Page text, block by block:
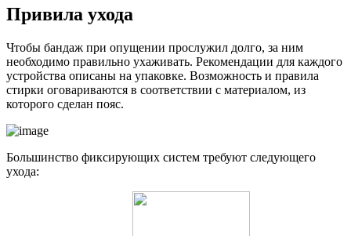
Привила ухода
Чтобы бандаж при опущении прослужил долго, за ним
необходимо правильно ухаживать. Рекомендации для каждого
устройства описаны на упаковке. Возможность и правила
стирки оговариваются в соответствии с материалом, из
которого сделан пояс.
Большинство фиксирующих систем требуют следующего
ухода: